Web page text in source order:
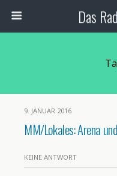
Das
9. JANUAR 2016
MM/Lokales: Arena
KEINE ANTWORT